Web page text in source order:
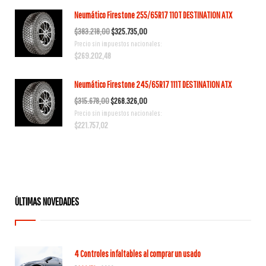
$317.954,00.$270.261,00.
Neumático Firestone 255/65R17 110T DESTINATION ATX
$383.218,00El
precio
original
$383.218,00.
$325.735,00El
precio
$325.735,00.
Precio sin impuestos nacionales:
$269.202,48
Neumático Firestone 245/65R17 111T DESTINATION ATX
$315.678,00El
precio
$268.326,00El
precio
Precio sin impuestos nacionales:
$221.757,02
ÚLTIMAS NOVEDADES
4 Controles infaltables al comprar un usado